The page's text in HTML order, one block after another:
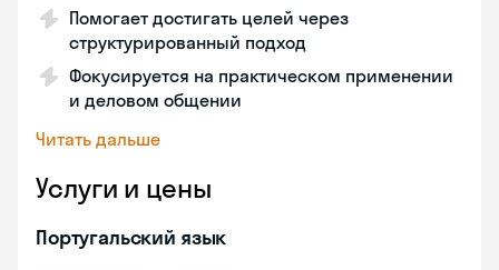
Помогает достигать целей через
структурированный подход
Фокусируется на практическом применении
и деловом общении
Читать дальше
Услуги и цены
Португальский язык